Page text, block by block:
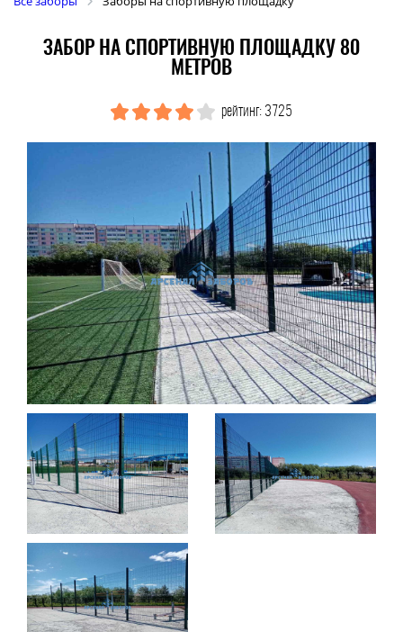
ЗАБОР НА СПОРТИВНУЮ ПЛОЩАДКУ 80
МЕТРОВ
рейтинг: 3725